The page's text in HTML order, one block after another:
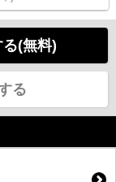
(無料)
る